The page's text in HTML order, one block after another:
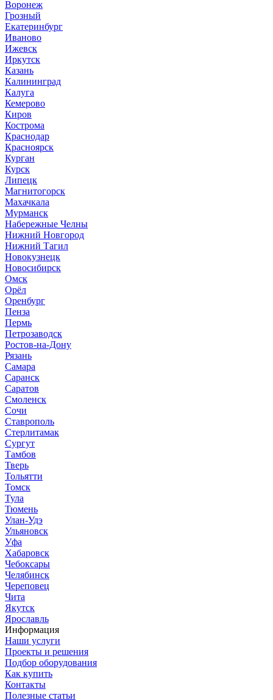
Воронеж
Грозный
Екатеринбург
Иваново
Ижевск
Иркутск
Казань
Калининград
Калуга
Кемерово
Киров
Кострома
Краснодар
Красноярск
Курган
Курск
Липецк
Магнитогорск
Махачкала
Мурманск
Набережные Челны
Нижний Новгород
Нижний Тагил
Новокузнецк
Новосибирск
Омск
Орёл
Оренбург
Пенза
Пермь
Петрозаводск
Ростов-на-Дону
Рязань
Самара
Саранск
Саратов
Смоленск
Сочи
Ставрополь
Стерлитамак
Сургут
Тамбов
Тверь
Тольятти
Томск
Тула
Тюмень
Улан-Удэ
Ульяновск
Уфа
Хабаровск
Чебоксары
Челябинск
Череповец
Чита
Якутск
Ярославль
Информация
Наши услуги
Проекты и решения
Подбор оборудования
Как купить
Контакты
Полезные статьи